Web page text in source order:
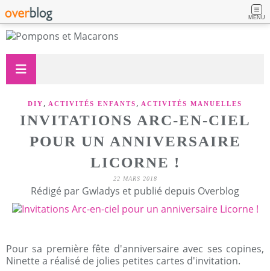
MENU
DIY , ACTIVITÉS ENFANTS , ACTIVITÉS MANUELLES
INVITATIONS ARC-EN-CIEL
POUR UN ANNIVERSAIRE
LICORNE !
22 MARS 2018
Rédigé par Gwladys et publié depuis Overblog
Pour sa première fête d'anniversaire avec ses copines,
Ninette a réalisé de jolies petites cartes d'invitation.